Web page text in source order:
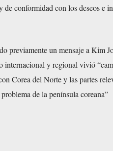
conformidad con los deseos e
previamente un mensaje a Kim
internacional y regional vivió
Corea del Norte y las partes
de la península coreana”